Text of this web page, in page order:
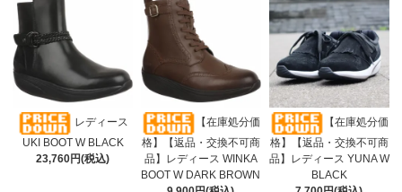
レディース
UKI BOOT W BLACK
23,760円(税込)
【在庫処分価
格】【返品・交換不可商
品】レディース WINKA
BOOT W DARK BROWN
【在庫処分価
格】【返品・交換不可商
品】レディース YUNA W
BLACK